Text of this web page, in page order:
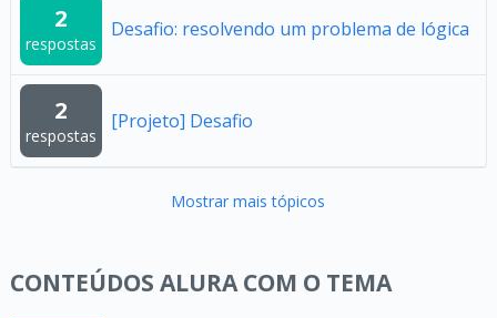
2
respostas
Desafio: resolvendo um problema de lógica
2
respostas
[Projeto] Desafio
Mostrar mais tópicos
CONTEÚDOS ALURA COM O TEMA